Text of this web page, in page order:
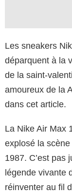
Les sneakers
déparquent à la
de la saint-
amoureux de la
dans cet article.
La Nike Air Max
explosé la
1987. C’est pas
légende vivante
réinventer au fil